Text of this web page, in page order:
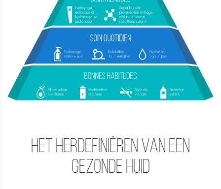
Het herdefiniëren van een
gezonde huid